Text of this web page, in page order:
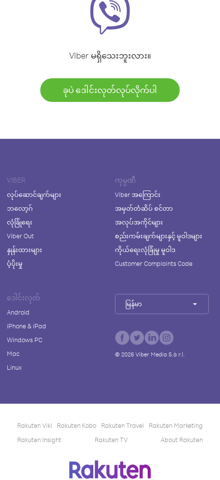
Viber မရှိသေးဘူးလား။
ခုပဲ ဒေါင်းလုတ်လုပ်လိုက်ပါ
VIBER
လုပ်ဆောင်ချက်များ
ဘလော့ဂ်
လုံခြုံရေး
Viber Out
နှုန်းထားများ
ပံ့ပိုးမှု
ကုမ္ပဏီ
Viber အကြောင်း
အမှတ်တံဆိပ် စင်တာ
အလုပ်အကိုင်များ
စည်းကမ်းချက်များနှင့် မူဝါဒများ
ကိုယ်ရေးလုံခြုံမှု မူဝါဒ
Customer Complaints Code
ဒေါင်းလုတ်
Android
iPhone & iPad
Windows PC
Mac
Linux
မြန်မာ
© 2026Viber Media S.à r.l.
Rakuten Viki Rakuten Kobo Rakuten Travel
Rakuten Marketing
Rakuten Insight
Rakuten TV About Rakuten